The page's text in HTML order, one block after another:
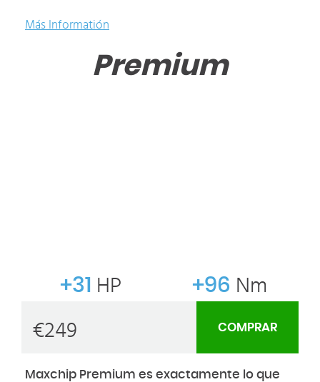
Más Informatión
Premium
+31 HP +96 Nm
€249 COMPRAR
Maxchip Premium es exactamente lo que